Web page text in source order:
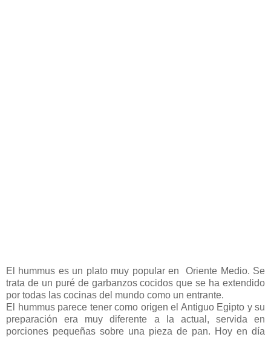
El hummus es un plato muy popular en Oriente Medio. Se
trata de un puré de garbanzos cocidos que se ha extendido
por todas las cocinas del mundo como un entrante.
El hummus parece tener como origen el Antiguo Egipto y su
preparación era muy diferente a la actual, servida en
porciones pequeñas sobre una pieza de pan. Hoy en día